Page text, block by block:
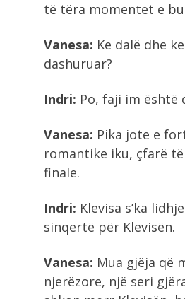
të tëra momentet e
Vanesa: Ke dalë dhe
dashuruar?
Indri: Po, faji im është
Vanesa: Pika jote e
romantike iku, çfarë
finale.
Indri: Klevisa s’ka
sinqertë për Klevisën.
Vanesa: Mua gjëja që
njerëzore, një seri